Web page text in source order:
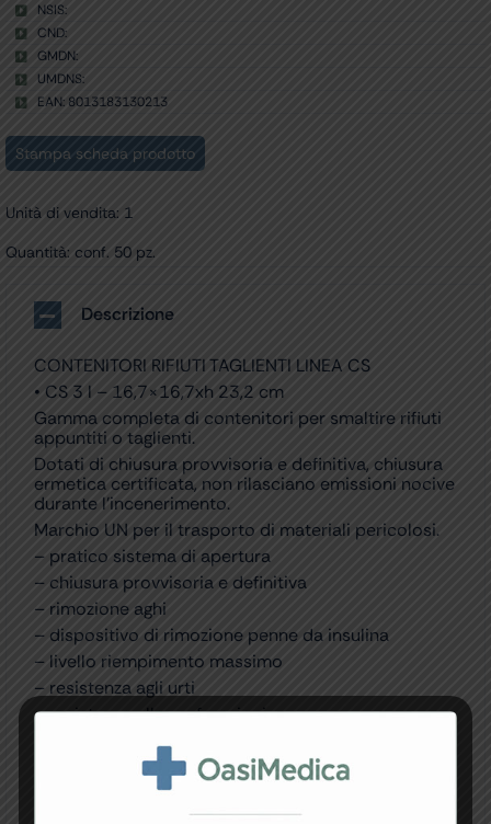
NSIS:
CND:
GMDN:
UMDNS:
EAN: 8013183130213
Stampa scheda prodotto
Unità di vendita: 1
Quantità: conf. 50 pz.
Descrizione
CONTENITORI RIFIUTI TAGLIENTI LINEA CS
• CS 3 l – 16,7×16,7xh 23,2 cm
Gamma completa di contenitori per smaltire rifiuti
appuntiti o taglienti.
Dotati di chiusura provvisoria e definitiva, chiusura
ermetica certificata, non rilasciano emissioni nocive
durante l’incenerimento.
Marchio UN per il trasporto di materiali pericolosi.
– pratico sistema di apertura
– chiusura provvisoria e definitiva
– rimozione aghi
– dispositivo di rimozione penne da insulina
– livello riempimento massimo
– resistenza agli urti
– resistenza alle perforazioni
– facilità di utilizzo facilità di montaggio
– eccellente stabilità
– forma quadrata o rotonda